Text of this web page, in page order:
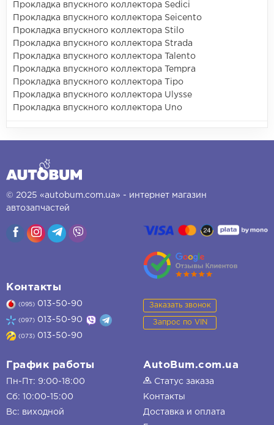
Прокладка впускного коллектора Sedici
Прокладка впускного коллектора Seicento
Прокладка впускного коллектора Stilo
Прокладка впускного коллектора Strada
Прокладка впускного коллектора Talento
Прокладка впускного коллектора Tempra
Прокладка впускного коллектора Tipo
Прокладка впускного коллектора Ulysse
Прокладка впускного коллектора Uno
© 2025 «autobum.com.ua» - интернет магазин
автозапчастей
Контакты
(095) 013-50-90
(097) 013-50-90
(073) 013-50-90
Заказать звонок
Запрос по VIN
График работы
Пн-Пт: 9:00-18:00
Сб: 10:00-15:00
Вс: виходной
AutoBum.com.ua
Статус заказа
Контакты
Доставка и оплата